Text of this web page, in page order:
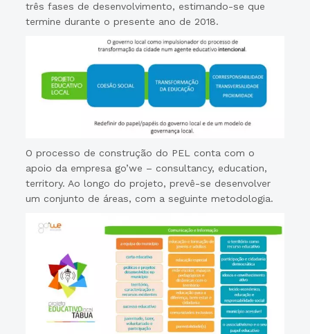
três fases de desenvolvimento, estimando-se que
termine durante o presente ano de 2018.
O processo de construção do PEL conta com o
apoio da empresa go’we – consultancy, education,
territory. Ao longo do projeto, prevê-se desenvolver
um conjunto de áreas, com a seguinte metodologia.